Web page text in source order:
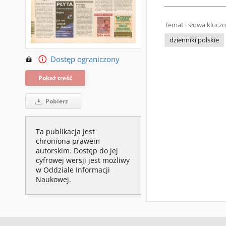
Dostęp ograniczony
Pokaż treść
Pobierz
Ta publikacja jest
chroniona prawem
autorskim. Dostęp do jej
cyfrowej wersji jest możliwy
w Oddziale Informacji
Naukowej.
Temat i słowa
dzienniki polskie